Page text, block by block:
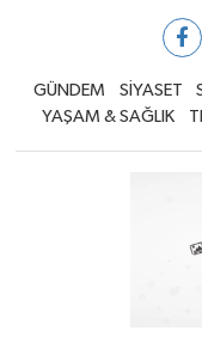
GÜNDEM SİYASET
YAŞAM & SAĞLIK